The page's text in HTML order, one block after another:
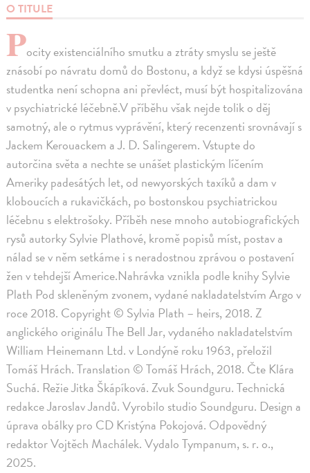
O TITULE
Pocity existenciálního smutku a ztráty smyslu se ještě
znásobí po návratu domů do Bostonu, a když se kdysi úspěšná
studentka není schopna ani převléct, musí být hospitalizována
v psychiatrické léčebně.V příběhu však nejde tolik o děj
samotný, ale o rytmus vyprávění, který recenzenti srovnávají s
Jackem Kerouackem a J. D. Salingerem. Vstupte do
autorčina světa a nechte se unášet plastickým líčením
Ameriky padesátých let, od newyorských taxíků a dam v
kloboucích a rukavičkách, po bostonskou psychiatrickou
léčebnu s elektrošoky. Příběh nese mnoho autobiografických
rysů autorky Sylvie Plathové, kromě popisů míst, postav a
nálad se v něm setkáme i s neradostnou zprávou o postavení
žen v tehdejší Americe.Nahrávka vznikla podle knihy Sylvie
Plath Pod skleněným zvonem, vydané nakladatelstvím Argo v
roce 2018. Copyright © Sylvia Plath – heirs, 2018. Z
anglického originálu The Bell Jar, vydaného nakladatelstvím
William Heinemann Ltd. v Londýně roku 1963, přeložil
Tomáš Hrách. Translation © Tomáš Hrách, 2018. Čte Klára
Suchá. Režie Jitka Škápíková. Zvuk Soundguru. Technická
redakce Jaroslav Jandů. Vyrobilo studio Soundguru. Design a
úprava obálky pro CD Kristýna Pokojová. Odpovědný
redaktor Vojtěch Machálek. Vydalo Tympanum, s. r. o.,
2025.